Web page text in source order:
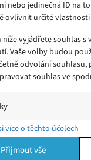
nebo jedinečná ID na
ovlivnit určité vlastnosti
vyjádřete souhlas
Vaše volby budou
odvolání souhlasu,
souhlas ve
a/nebo přístup k
kombinací údajů z
více o těchto účelech
Přijmout vše
Google